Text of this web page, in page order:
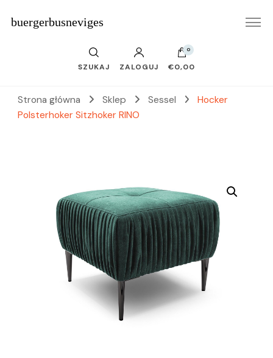
buergerbusneviges
SZUKAJ ZALOGUJ
0
€0,00
Strona główna Sklep Sessel
Hocker
Polsterhoker Sitzhoker RINO